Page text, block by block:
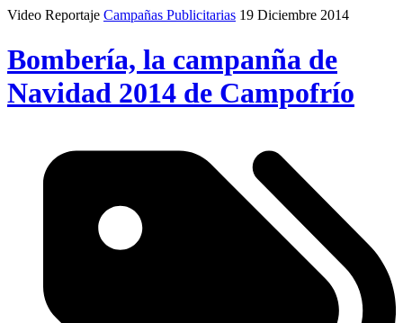
Video Reportaje Campañas Publicitarias 19 Diciembre 2014
Bombería, la campanña de
Navidad 2014 de Campofrío